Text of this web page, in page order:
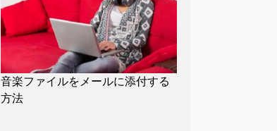
音楽ファイルをメールに添付する
方法